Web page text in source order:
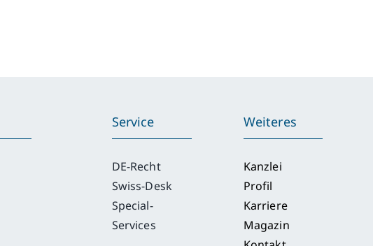
Service
DE-Recht
Swiss-Desk
Special-
Services
Weiteres
Kanzlei
Profil
Karriere
Magazin